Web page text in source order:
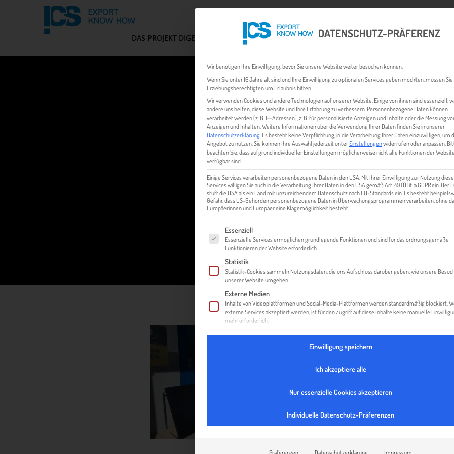
DAS PROJEKT DIGEM FIT CHECK EXPORT BUSINESS PLÄNE EVENTS & NEWS INHALT
EET_7
HOME
DATENSCHUTZ-PRÄFERENZ
Wir benötigen Ihre Einwilligung, bevor Sie unsere Website weiter besuchen können.
Wenn Sie unter 16 Jahre alt sind und Ihre Einwilligung zu optionalen Services geben möchten, müssen
Erziehungsberechtigten um Erlaubnis bitten.
Wir verwenden Cookies und andere Technologien auf unserer Website. Einige von ihnen sind essenziell,
andere uns helfen, diese Website und Ihre Erfahrung zu verbessern. Personenbezogene Daten können
verarbeitet werden (z. B. IP-Adressen), z. B. für personalisierte Anzeigen und Inhalte oder die Messung
Anzeigen und Inhalten. Weitere Informationen über die Verwendung Ihrer Daten finden Sie in unserer
Datenschutzerklärung Es besteht keine Verpflichtung, in die Verarbeitung Ihrer Daten einzuwilligen, um
Angebot zu nutzen. Sie können Ihre Auswahl jederzeit unterEinstellungenwiderrufen oder anpassen.
beachten Sie, dass aufgrund individueller Einstellungen möglicherweise nicht alle Funktionen der Website
verfügbar sind.
Einige Services verarbeiten personenbezogene Daten in den USA. Mit Ihrer Einwilligung zur Nutzung
Services willigen Sie auch in die Verarbeitung Ihrer Daten in den USA gemäß Art. 49 (1) lit. a GDPR ein. Der
stuft die USA als ein Land mit unzureichendem Datenschutz nach EU-Standards ein. Es besteht
Gefahr, dass US-Behörden personenbezogene Daten in Überwachungsprogrammen verarbeiten, ohne
Europäerinnen und Europäer eine Klagemöglichkeit besteht.
Es folgt eine Liste der Service-Gruppen, für die eine Einwilligung erteilt werden
Essenziell
Essenzielle Services ermöglichen grundlegende Funktionen und sind für das ordnungsgemäße
Funktionieren der Website erforderlich.
Statistik
Statistik-Cookies sammeln Nutzungsdaten, die uns Aufschluss darüber geben, wie unsere
unserer Website umgehen.
Externe Medien
Inhalte von Videoplattformen und Social-Media-Plattformen werden standardmäßig blockiert.
externe Services akzeptiert werden, ist für den Zugriff auf diese Inhalte keine manuelle
mehr erforderlich.
Einwilligung speichern
Ich akzeptiere alle
Nur essenzielle Cookies akzeptieren
Individuelle Datenschutz-Präferenzen